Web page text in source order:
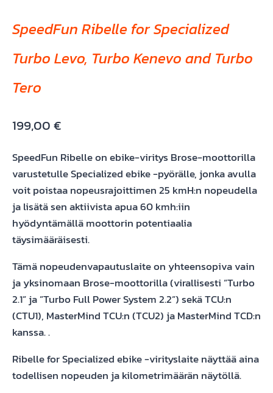
SpeedFun Ribelle for Specialized
Turbo Levo, Turbo Kenevo and Turbo
Tero
199,00€
SpeedFun Ribelle on ebike-viritys Brose-moottorilla
varustetulle Specialized ebike -pyörälle, jonka avulla
voit poistaa nopeusrajoittimen 25 kmH:n nopeudella
ja lisätä sen aktiivista apua 60 kmh:iin
hyödyntämällä moottorin potentiaalia
täysimääräisesti.
Tämä nopeudenvapautuslaite on yhteensopiva vain
ja yksinomaan Brose-moottorilla (virallisesti ”Turbo
2.1” ja ”Turbo Full Power System 2.2”) sekä TCU:n
(CTU1), MasterMind TCU:n (TCU2) ja MasterMind TCD:n
kanssa. .
Ribelle for Specialized ebike -virityslaite näyttää aina
todellisen nopeuden ja kilometrimäärän näytöllä.